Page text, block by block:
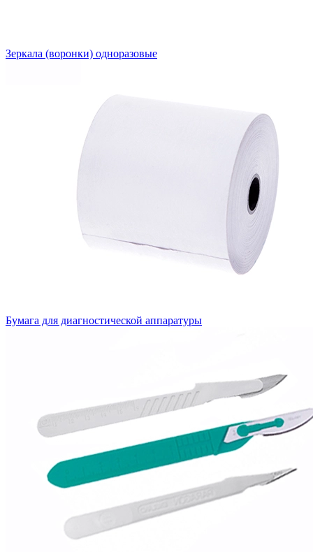
Зеркала (воронки) одноразовые
Бумага для диагностической аппаратуры